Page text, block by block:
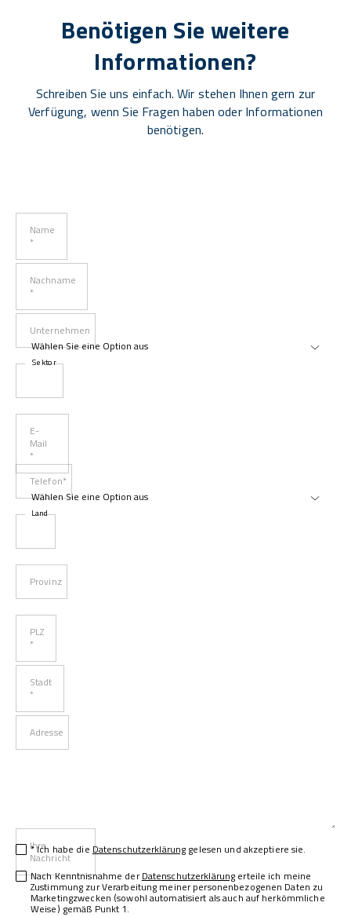
Benötigen Sie weitere
Informationen?
Schreiben Sie uns einfach. Wir stehen Ihnen gern zur
Verfügung, wenn Sie Fragen haben oder Informationen
benötigen.
Name
*
Nachname
*
Unternehmen
Sektor
E-
Mail
*
Telefon*
Land
Provinz
PLZ
*
Stadt
*
Adresse
Ihre
Nachricht
* Ich habe die Datenschutzerklärung gelesen und akzeptiere sie.
Nach Kenntnisnahme derDatenschutzerklärung erteile ich meine
Zustimmung zur Verarbeitung meiner personenbezogenen Daten zu
Marketingzwecken (sowohl automatisiert als auch auf herkömmliche
Weise) gemäß Punkt 1.